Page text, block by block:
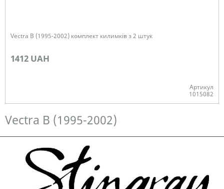
Vectra B (1995-2002) комплект килимків з 2 штук
1412 UAH
Артикул
1015082
Vectra B (1995-2002)